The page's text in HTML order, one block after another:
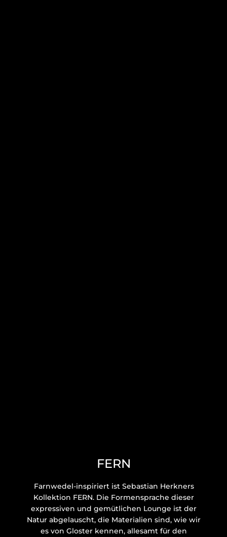
FERN
Farnwedel-inspiriert ist Sebastian Herkners
Kollektion FERN. Die Formensprache dieser
expressiven und gemütlichen Lounge ist der
Natur abgelauscht, die Materialien sind, wie wir
es von Gloster kennen, allesamt für den